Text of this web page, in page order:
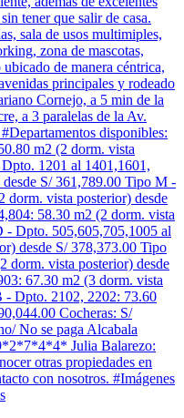
tener que salir de casa.
sala de usos multimiples,
zona de mascotas,
de manera céntrica,
principales y rodeado
Cornejo, a 5 min de la
a 3 paralelas de la Av.
disponibles:
m2 (2 dorm. vista
1201 al 1401,1601,
S/ 361,789.00 Tipo M -
vista posterior) desde
58.30 m2 (2 dorm. vista
- Dpto. 505,605,705,1005 al
desde S/ 378,373.00 Tipo
dorm. vista posterior) desde
67.30 m2 (3 dorm. vista
- Dpto. 2102, 2202: 73.60
Cocheras: S/
No se paga Alcabala
Julia Balarezo:
otras propiedades en
con nosotros. #Imágenes